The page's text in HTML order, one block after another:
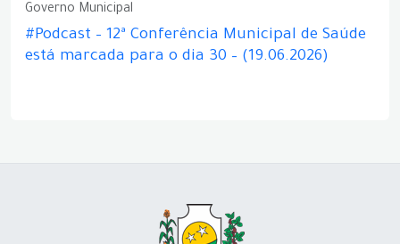
Governo Municipal
#Podcast – 12ª Conferência Municipal de Saúde
está marcada para o dia 30 – (19.06.2026)